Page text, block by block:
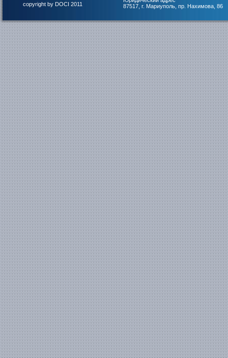
copyright by DOCI 2011
87517, г. Мариуполь, пр. Нахимова, 86